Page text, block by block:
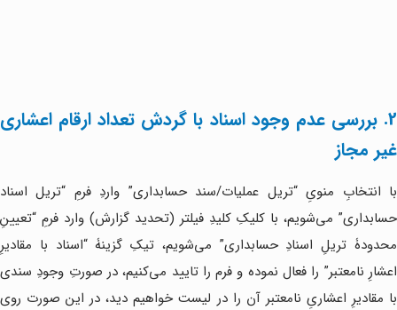
2. بررسی عدم وجود اسناد با گردش تعداد ارقام اعشاری
غیر مجاز
با انتخابِ منویِ “تریل عملیات/سند حسابداری” واردِ فرمِ “تریل اسناد
حسابداری” می‌شویم، با کلیکِ کلیدِ فیلتر (تحدید گزارش) وارد فرمِ “تعیینِ
محدودۀ تریلِ اسنادِ حسابداری” می‌شویم، تیکِ گزینۀ “اسناد با مقادیرِ
اعشارِ نامعتبر” را فعال نموده و فرم را تایید می‌کنیم، در صورتِ وجودِ سندی
با مقادیرِ اعشاریِ نامعتبر آن را در لیست خواهیم دید، در این صورت روی